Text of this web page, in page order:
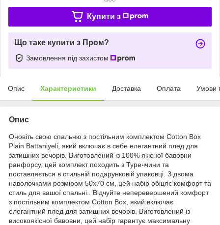
Купити з
Що таке купити з Пром?
Замовлення під захистом
Опис Характеристики Доставка Оплата Умови
Опис
Оновіть свою спальню з постільним комплектом Cotton Box
Plain Battaniyeli, який включає в себе елегантний плед для
затишних вечорів. Виготовлений із 100% якісної бавовни
ранфорсу, цей комплект походить з Туреччини та
поставляється в стильній подарунковій упаковці. З двома
наволочками розміром 50х70 см, цей набір обіцяє комфорт та
стиль для вашої спальні.. Відчуйте неперевершений комфорт
з постільним комплектом Cotton Box, який включає
елегантний плед для затишних вечорів. Виготовлений із
високоякісної бавовни, цей набір гарантує максимальну